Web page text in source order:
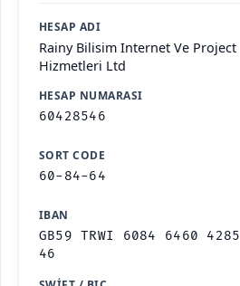
HESAP ADI
Rainy Bilisim Internet Ve Project
Hizmetleri Ltd
HESAP NUMARASI
60428546
SORT CODE
60-84-64
IBAN
GB59 TRWI 6084 6460 4285
46